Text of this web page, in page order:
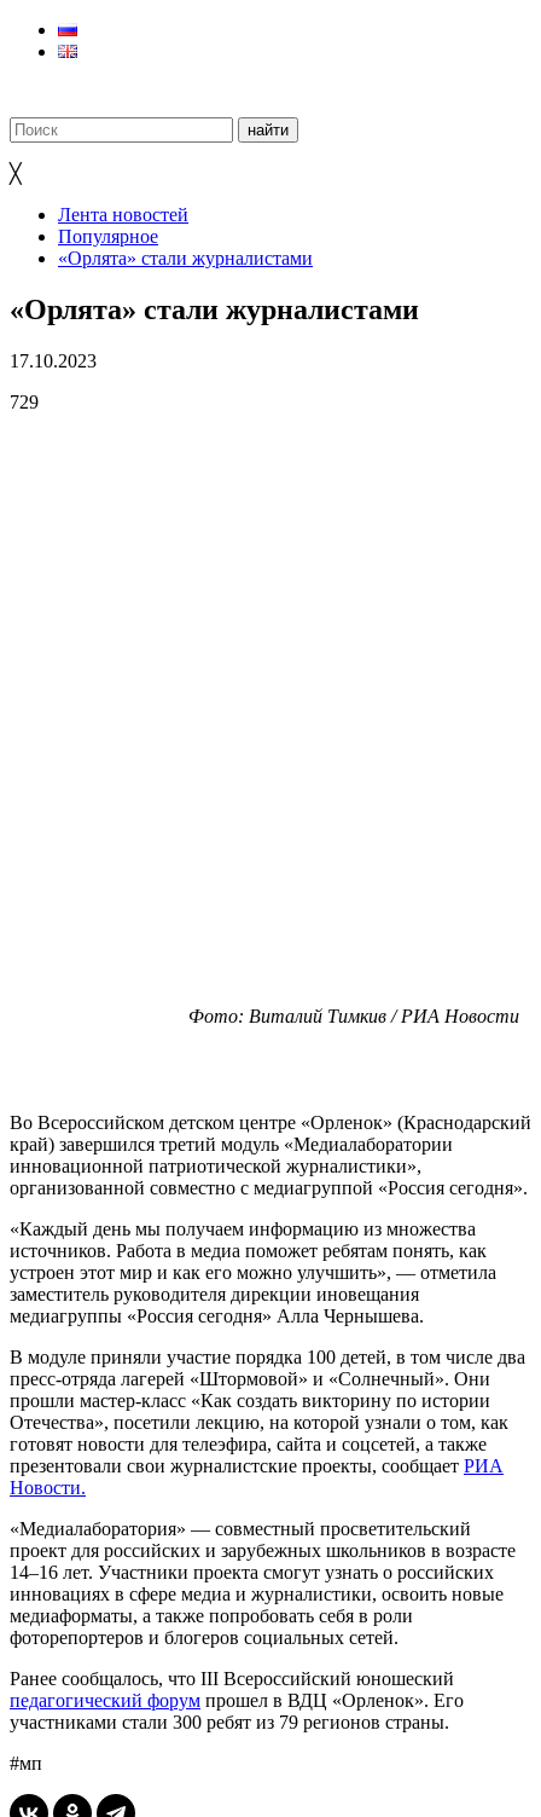
╳
Лента новостей
Популярное
«Орлята» стали журналистами
«Орлята» стали журналистами
17.10.2023
729
Фото: Виталий Тимкив / РИА Новости
Во Всероссийском детском центре «Орленок» (Краснодарский
край) завершился третий модуль «Медиалаборатории
инновационной патриотической журналистики»,
организованной совместно с медиагруппой «Россия сегодня».
«Каждый день мы получаем информацию из множества
источников. Работа в медиа поможет ребятам понять, как
устроен этот мир и как его можно улучшить», — отметила
заместитель руководителя дирекции иновещания
медиагруппы «Россия сегодня» Алла Чернышева.
В модуле приняли участие порядка 100 детей, в том числе два
пресс-отряда лагерей «Штормовой» и «Солнечный». Они
прошли мастер-класс «Как создать викторину по истории
Отечества», посетили лекцию, на которой узнали о том, как
готовят новости для телеэфира, сайта и соцсетей, а также
презентовали свои журналистские проекты, сообщает РИА
Новости.
«Медиалаборатория» — совместный просветительский
проект для российских и зарубежных школьников в возрасте
14–16 лет. Участники проекта смогут узнать о российских
инновациях в сфере медиа и журналистики, освоить новые
медиаформаты, а также попробовать себя в роли
фоторепортеров и блогеров социальных сетей.
Ранее сообщалось, что III Всероссийский юношеский
педагогический форум прошел в ВДЦ «Орленок». Его
участниками стали 300 ребят из 79 регионов страны.
#мп